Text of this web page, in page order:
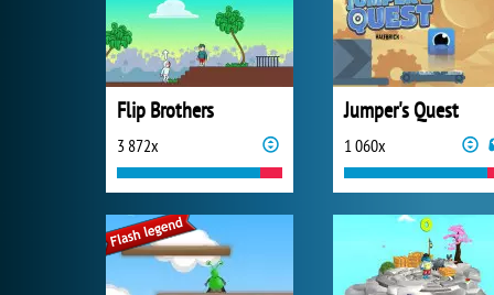
Flip Brothers
3 872x
Jumper's Quest
1 060x